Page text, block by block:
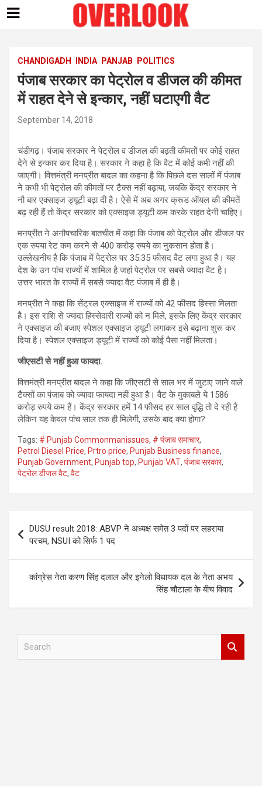
contentCHANDIGADH INDIA PANJAB POLITICS
पंजाब सरकार का पेट्रोल व डीजल की कीमत
में राहत देने से इन्‍कार, नहीं घटाएगी वैट
September 14, 2018
चंडीगढ़। पंजाब सरकार ने पेट्रोल व डीजल की बढ़ती कीमतों पर कोई राहत
देने से इन्कार कर दिया है। सरकार ने कहा है कि वैट में कोई कमी नहीं की
जाएगी। वित्तमंत्री मनप्रीत बादल का कहना है कि पिछले दस सालों में पंजाब
ने कभी भी पेट्रोल की कीमतों पर टैक्स नहीं बढ़ाया, जबकि केंद्र सरकार ने
नौ बार एक्साइज ड्यूटी बढ़ा दी है। ऐसे में अब अगर क्रूड ऑयल की कीमतें
बढ़ रही हैं तो केंद्र सरकार को एक्साइज ड्यूटी कम करके राहत देनी चाहिए।
मनप्रीत ने अनौपचारिक बातचीत में कहा कि पंजाब को पेट्रोल और डीजल पर
एक रुपया रेट कम करने से 400 करोड़ रुपये का नुकसान होता है।
उल्लेखनीय है कि पंजाब में पेट्रोल पर 35.35 फीसद वैट लगा हुआ है। यह
देश के उन पांच राज्यों में शामिल है जहां पेट्रोल पर सबसे ज्यादा वैट है।
उत्तर भारत के राज्यों में सबसे ज्यादा वैट पंजाब में ही है।
मनप्रीत ने कहा कि सेंट्रल एक्साइज में राज्यों को 42 फीसद हिस्सा मिलता
है। इस राशि से ज्यादा हिस्सेदारी राज्यों को न मिले, इसके लिए केंद्र सरकार
ने एक्साइज की बजाए स्पेशल एक्साइज ड्यूटी लगाकर इसे बढ़ाना शुरू कर
दिया है। स्पेशल एक्साइज ड्यूटी में राज्यों को कोई पैसा नहीं मिलता।
जीएसटी से नहीं हुआ फायदा.
वित्तमंत्री मनप्रीत बादल ने कहा कि जीएसटी से साल भर में जुटाए जाने वाले
टैक्सों का पंजाब को ज्यादा फायदा नहीं हुआ है। वैट के मुकाबले ये 1586
करोड़ रुपये कम हैं। केंद्र सरकार हमें 14 फीसद हर साल वृद्धि तो दे रही है
लेकिन यह केवल पांच साल तक ही मिलेगी, उसके बाद क्या होगा?
Tags: # Punjab Commonmanissues, # पंजाब समाचार,
Petrol Diesel Price, Prtro price, Punjab Business finance,
Punjab Government, Punjab top, Punjab VAT, पंजाब सरकार,
पेट्रोल डीजल वैट, वैट
navigation
DUSU result 2018: ABVP ने अध्यक्ष समेत 3 पदों पर लहराया
परचम, NSUI को सिर्फ 1 पद
कांग्रेस नेता करण सिंह दलाल और इनेलो विधायक दल के नेता अभय
सिंह चौटाला के बीच विवाद